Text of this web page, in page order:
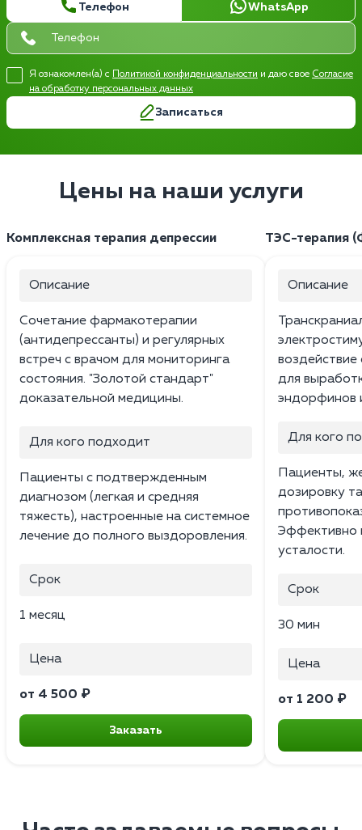
Телефон WhatsApp
Я ознакомлен(а) с Политикой конфиденциальности и даю свое Согласие
на обработку персональных данных
Записаться
Цены на наши услуги
Комплексная терапия депрессии
Описание
Сочетание фармакотерапии
(антидепрессанты) и регулярных
встреч с врачом для мониторинга
состояния. "Золотой стандарт"
доказательной медицины.
Для кого подходит
Пациенты с подтвержденным
диагнозом (легкая и средняя
тяжесть), настроенные на системное
лечение до полного выздоровления.
Срок
1 месяц
Цена
от 4 500 ₽
Заказать
ТЭС-терапия
Описание
воздействие
для
эндорфинов
Для кого
Пациенты,
дозировку
Эффективно
усталости.
Срок
30 мин
Цена
от 1 200 ₽